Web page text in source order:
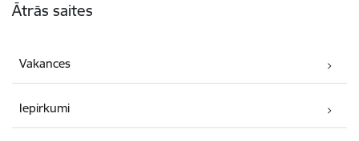
Ātrās saites
Vakances
Iepirkumi